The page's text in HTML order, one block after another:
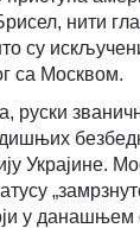
нити
су
са Москвом.
руски
Украјине.
у данашњем